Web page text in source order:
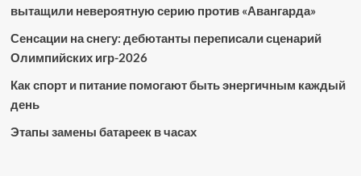
вытащили невероятную серию против «Авангарда»
Сенсации на снегу: дебютанты переписали сценарий
Олимпийских игр-2026
Как спорт и питание помогают быть энергичным каждый
день
Этапы замены батареек в часах